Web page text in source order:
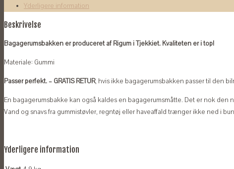
Yderligere information
Beskrivelse
Bagagerumsbakken er produceret af Rigum i Tjekkiet. Kvaliteten er i top!
Materiale: Gummi
Passer perfekt. – GRATIS RETUR, hvis ikke bagagerumsbakken passer til den
En bagagerumsbakke kan også kaldes en bagagerumsmåtte. Det er nok
Vand og snavs fra gummistøvler, regntøj eller haveaffald trænger ikke ned i
Yderligere information